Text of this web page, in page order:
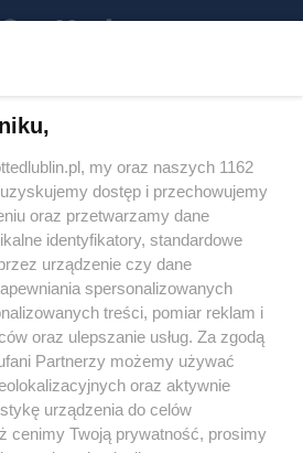
z treści
my oraz naszych 1162
dostęp i przechowujemy
oraz przetwarzamy dane
identyfikatory, standardowe
urządzenie czy dane
spersonalizowanych
treści, pomiar reklam i
oraz ulepszanie usług. Za zgodą
Partnerzy możemy używać
oraz aktywnie
urządzenia do celów
cenimy Twoją prywatność, prosimy